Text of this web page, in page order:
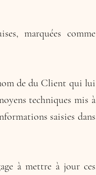
marquées comme
de du Client qui lui
techniques mis à
saisies dans
à mettre à jour ces